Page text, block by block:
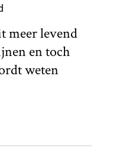
meer levend
en toch
weten